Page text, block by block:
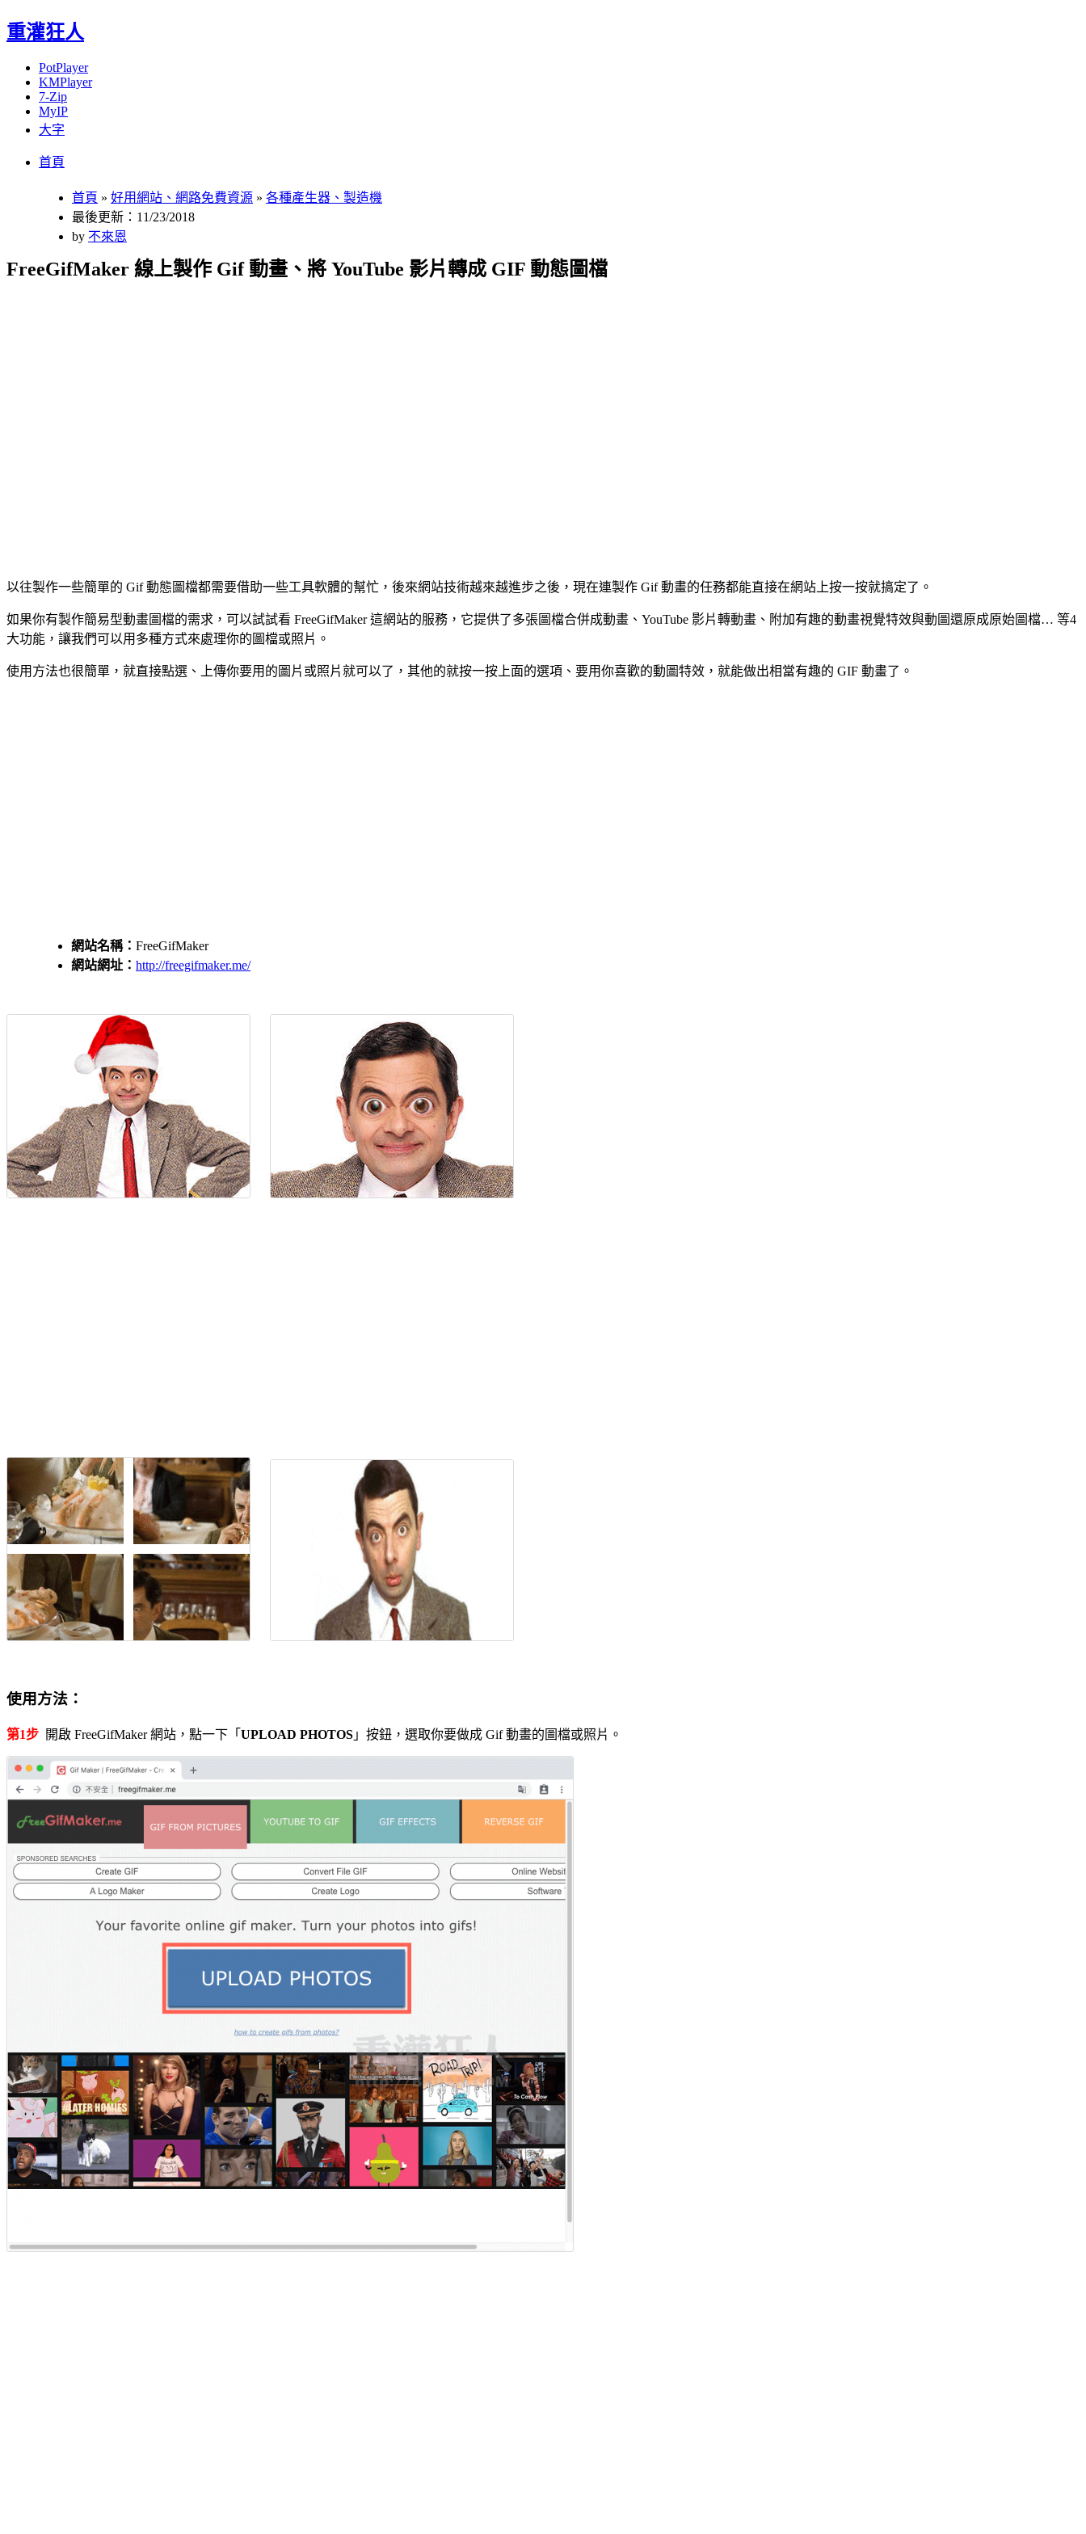
重灌狂人
PotPlayer
KMPlayer
7-Zip
MyIP
大字
首頁
首頁 » 好用網站、網路免費資源 » 各種產生器、製造機
最後更新：11/23/2018
by 不來恩
FreeGifMaker 線上製作 Gif 動畫、將 YouTube 影片轉成 GIF 動態圖檔
以往製作一些簡單的 Gif 動態圖檔都需要借助一些工具軟體的幫忙，後來網站技術越來越進步之後，現在連製作 Gif 動畫的任務都能直接在網站上按一按就搞定了。
如果你有製作簡易型動畫圖檔的需求，可以試試看 FreeGifMaker 這網站的服務，它提供了多張圖檔合併成動畫、YouTube 影片轉動畫、附加有趣的動畫視覺特效與動圖還原成原始圖檔… 等4
大功能，讓我們可以用多種方式來處理你的圖檔或照片。
使用方法也很簡單，就直接點選、上傳你要用的圖片或照片就可以了，其他的就按一按上面的選項、要用你喜歡的動圖特效，就能做出相當有趣的 GIF 動畫了。
網站名稱： FreeGifMaker
網站網址： http://freegifmaker.me/
使用方法：
第1步 開啟 FreeGifMaker 網站，點一下「 UPLOAD PHOTOS 」按鈕，選取你要做成 Gif 動畫的圖檔或照片。